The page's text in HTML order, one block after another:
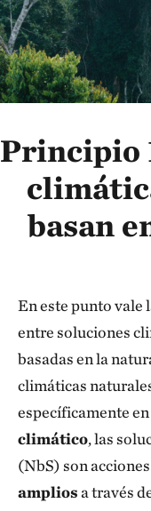
Principio
basan
En este punto vale
entre soluciones
basadas en la
climáticas
específicamente en
climático, las
(NbS) son
ampliosa través